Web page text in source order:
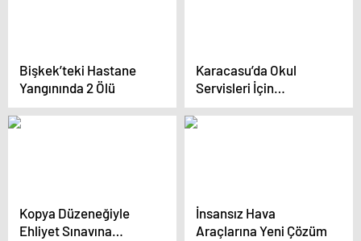
Bişkek’teki Hastane
Yangınında 2 Ölü
Karacasu’da Okul
Servisleri İçin
Bilgilendirme
Toplantısı
Kopya Düzeneğiyle
Ehliyet Sınavına
İnsansız Hava
Araçlarına Yeni Çözüm